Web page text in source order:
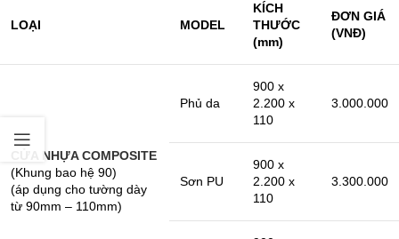
LOẠI MODEL
KÍCH
THƯỚC
(mm)
ĐƠN GIÁ
(VNĐ)
CỬA NHỰA COMPOSITE
(Khung bao hệ 90)
(áp dụng cho tường dày
từ 90mm – 110mm)
Phủ da
900 x
2.200 x
110
3.000.000
Sơn PU
900 x
2.200 x
110
3.300.000